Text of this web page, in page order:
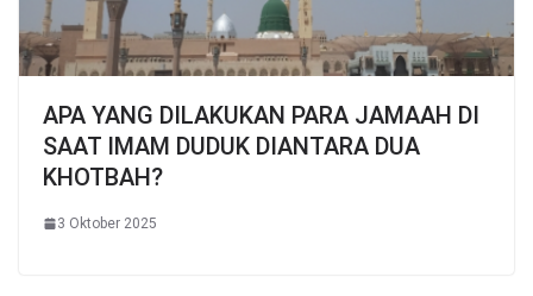
APA YANG DILAKUKAN PARA JAMAAH DI
SAAT IMAM DUDUK DIANTARA DUA
KHOTBAH?
3 Oktober 2025